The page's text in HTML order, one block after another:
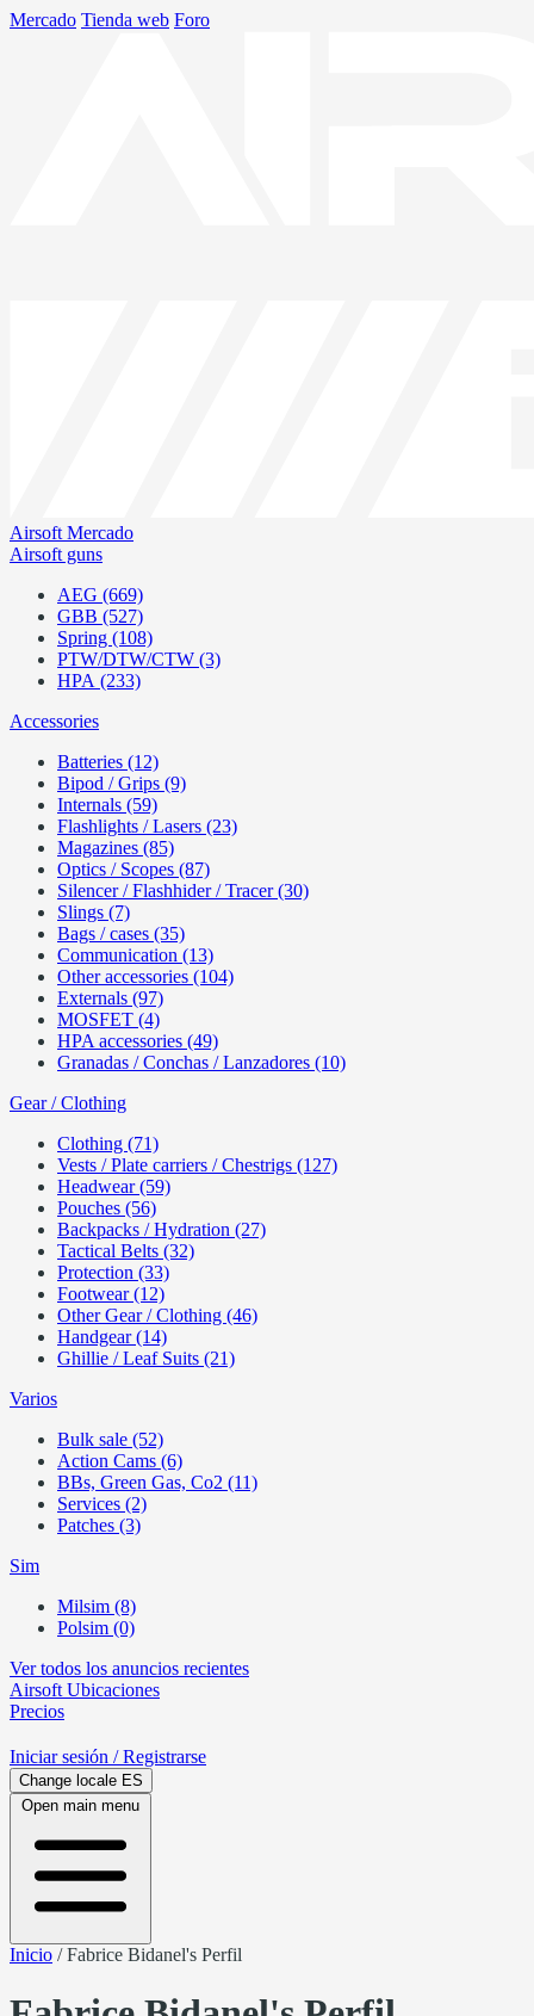
Mercado Tienda web Foro
Airsoft Mercado
Airsoft guns
AEG (669)
GBB (527)
Spring (108)
PTW/DTW/CTW (3)
HPA (233)
Accessories
Batteries (12)
Bipod / Grips (9)
Internals (59)
Flashlights / Lasers (23)
Magazines (85)
Optics / Scopes (87)
Silencer / Flashhider / Tracer (30)
Slings (7)
Bags / cases (35)
Communication (13)
Other accessories (104)
Externals (97)
MOSFET (4)
HPA accessories (49)
Granadas / Conchas / Lanzadores (10)
Gear / Clothing
Clothing (71)
Vests / Plate carriers / Chestrigs (127)
Headwear (59)
Pouches (56)
Backpacks / Hydration (27)
Tactical Belts (32)
Protection (33)
Footwear (12)
Other Gear / Clothing (46)
Handgear (14)
Ghillie / Leaf Suits (21)
Varios
Bulk sale (52)
Action Cams (6)
BBs, Green Gas, Co2 (11)
Services (2)
Patches (3)
Sim
Milsim (8)
Polsim (0)
Ver todos los anuncios recientes
Airsoft Ubicaciones
Precios
Iniciar sesión / Registrarse
Change locale ES
Open main menu
Inicio /Fabrice Bidanel's Perfil